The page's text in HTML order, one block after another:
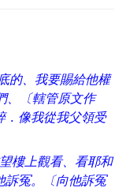
的、我要賜給他權
、〔轄管原文作
．像我從我父領受
樓上觀看、看耶和
訴冤。〔向他訴冤